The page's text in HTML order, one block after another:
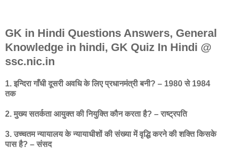
GK in Hindi Questions Answers, General
Knowledge in hindi, GK Quiz In Hindi @
ssc.nic.in
1. इन्दिरा गाँधी दूसरी अवधि के लिए प्रधानमंत्री बनी? – 1980 से 1984
तक
2. मुख्य सतर्कता आयुक्त की नियुक्ति कौन करता है? – राष्ट्रपति
3. उच्चतम न्यायालय के न्यायाधीशों की संख्या में वृद्धि करने की शक्ति किसके
पास है? – संसद